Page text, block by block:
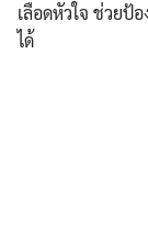
เลือดหัวใจ ช่วยป้
ได้